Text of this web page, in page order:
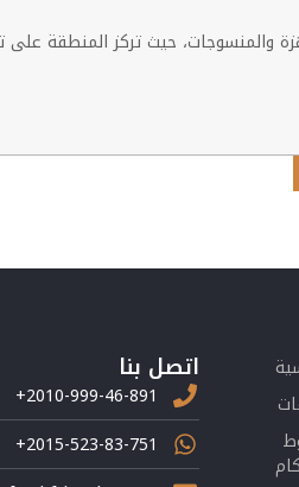
والمنسوجات، حيث تركز المنطقة
اتصل بنا
+2010-999-46-891
+2015-523-83-751